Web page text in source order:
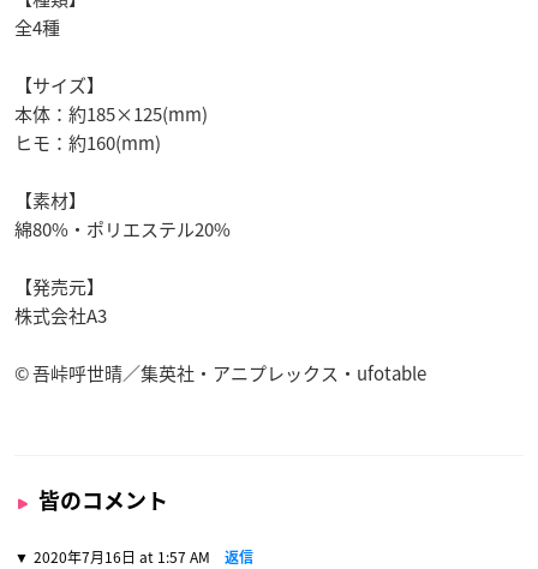
全4種
【サイズ】
本体：約185×125(mm)
ヒモ：約160(mm)
【素材】
綿80%・ポリエステル20%
【発売元】
株式会社A3
© 吾峠呼世晴／集英社・アニプレックス・ufotable
皆のコメント
2020年7月16日 at 1:57 AM 返信